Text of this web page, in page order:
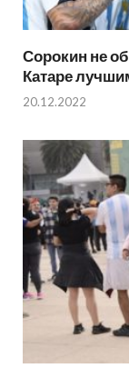
Сорокин не
Катаре
20.12.2022